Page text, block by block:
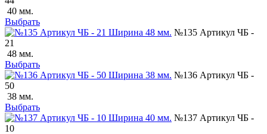
40 мм.
Выбрать
№135 Артикул ЧБ -
21
48 мм.
Выбрать
№136 Артикул ЧБ -
50
38 мм.
Выбрать
№137 Артикул ЧБ -
10